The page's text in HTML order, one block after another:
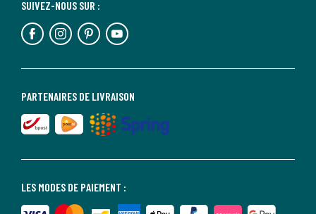
LES MODES DE PAIEMENT :
PARTENAIRES DE LIVRAISON
SUIVEZ-NOUS SUR :